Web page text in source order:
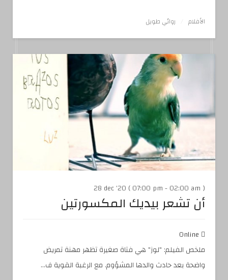
الأفلام روائي طويل
28 dec '20 ( 07:00 pm - 02:00 am )
أن تشعر بيديك المكسورتين
ملخص الفيلم: "لوز" هي فتاة صغيرة تظهر مهنة تمريض
واضحة بعد حادث والدها المشؤوم. مع الرغبة القوية ف...